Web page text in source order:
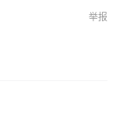
举报